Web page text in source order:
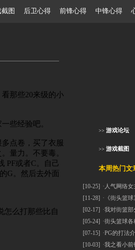
图 后卫心得 前锋心得 中锋心得
那些20来级的小
些经验吧。
点卷，买了衣服
量力。不要毒。
PF或者C。自己
G。然后去外面
怎么打那些比自
>> 游戏论坛
>> 游戏截图
本周热门文
[10-25] · 人气网络
[11-28] · 《街头篮
[02-17] ·我对街篮部
[05-24] ·街头篮球各
[07-15] ·PG的打法
[10-03] ·我之看小前